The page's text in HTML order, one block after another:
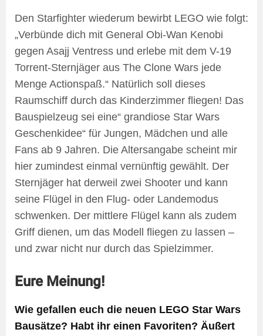
Den Starfighter wiederum bewirbt LEGO wie folgt:
„Verbünde dich mit General Obi-Wan Kenobi
gegen Asajj Ventress und erlebe mit dem V-19
Torrent-Sternjäger aus The Clone Wars jede
Menge Actionspaß.“ Natürlich soll dieses
Raumschiff durch das Kinderzimmer fliegen! Das
Bauspielzeug sei eine“ grandiose Star Wars
Geschenkidee“ für Jungen, Mädchen und alle
Fans ab 9 Jahren. Die Altersangabe scheint mir
hier zumindest einmal vernünftig gewählt. Der
Sternjäger hat derweil zwei Shooter und kann
seine Flügel in den Flug- oder Landemodus
schwenken. Der mittlere Flügel kann als zudem
Griff dienen, um das Modell fliegen zu lassen –
und zwar nicht nur durch das Spielzimmer.
Eure Meinung!
Wie gefallen euch die neuen LEGO Star Wars
Bausätze? Habt ihr einen Favoriten? Äußert